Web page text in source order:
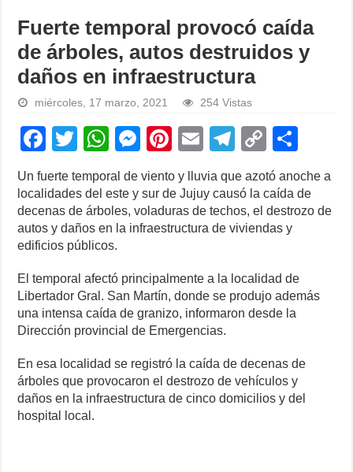
Fuerte temporal provocó caída
de árboles, autos destruidos y
daños en infraestructura
miércoles, 17 marzo, 2021 254 Vistas
F
c
e
b
o
k
T
tt
er
W
h
at
s
A
p
M
e
ss
e
n
er
Pi
nt
er
e
st
E
m
ail
T
e
gr
a
C
o
p
y
Li
k
h
ar
e
Un fuerte temporal de viento y lluvia que azotó anoche a
localidades del este y sur de Jujuy causó la caída de
decenas de árboles, voladuras de techos, el destrozo de
autos y daños en la infraestructura de viviendas y
edificios públicos.
El temporal afectó principalmente a la localidad de
Libertador Gral. San Martín, donde se produjo además
una intensa caída de granizo, informaron desde la
Dirección provincial de Emergencias.
En esa localidad se registró la caída de decenas de
árboles que provocaron el destrozo de vehículos y
daños en la infraestructura de cinco domicilios y del
hospital local.